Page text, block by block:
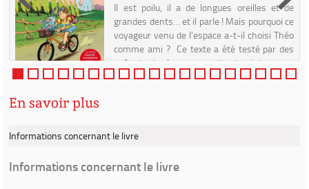
Il est poilu, il a de longues oreilles et de
grandes dents… et il parle ! Mais pourquoi ce
voyageur venu de l'espace a-t-il choisi Théo
comme ami ? Ce texte a été testé par des
enfants et relu par une orthophoniste...
En savoir plus
Informations concernant le livre
Informations concernant le livre